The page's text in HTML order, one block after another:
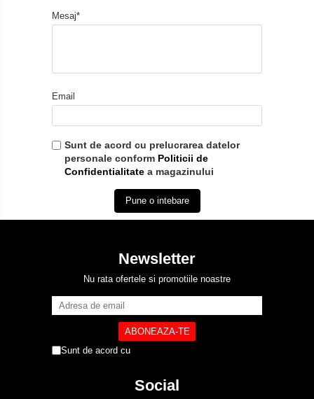
Mesaj*
Email
Sunt de acord cu prelucrarea datelor
personale conform Politicii de
Confidentialitate a magazinului
Pune o intebare
Newsletter
Nu rata ofertele si promotiile noastre
Sunt de acord cu
Social